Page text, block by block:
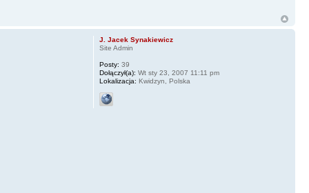
J. Jacek Synakiewicz
Site Admin
Posty: 39
Dołączył(a): Wt sty 23, 2007 11:11 pm
Lokalizacja: Kwidzyn, Polska